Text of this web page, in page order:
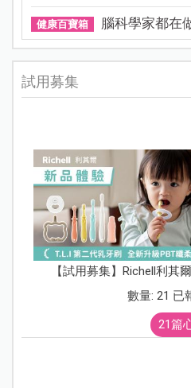
健康百寶箱 腦科學家都在
試用募集
【試用募集】Richell利其
數量: 21 已
21篇